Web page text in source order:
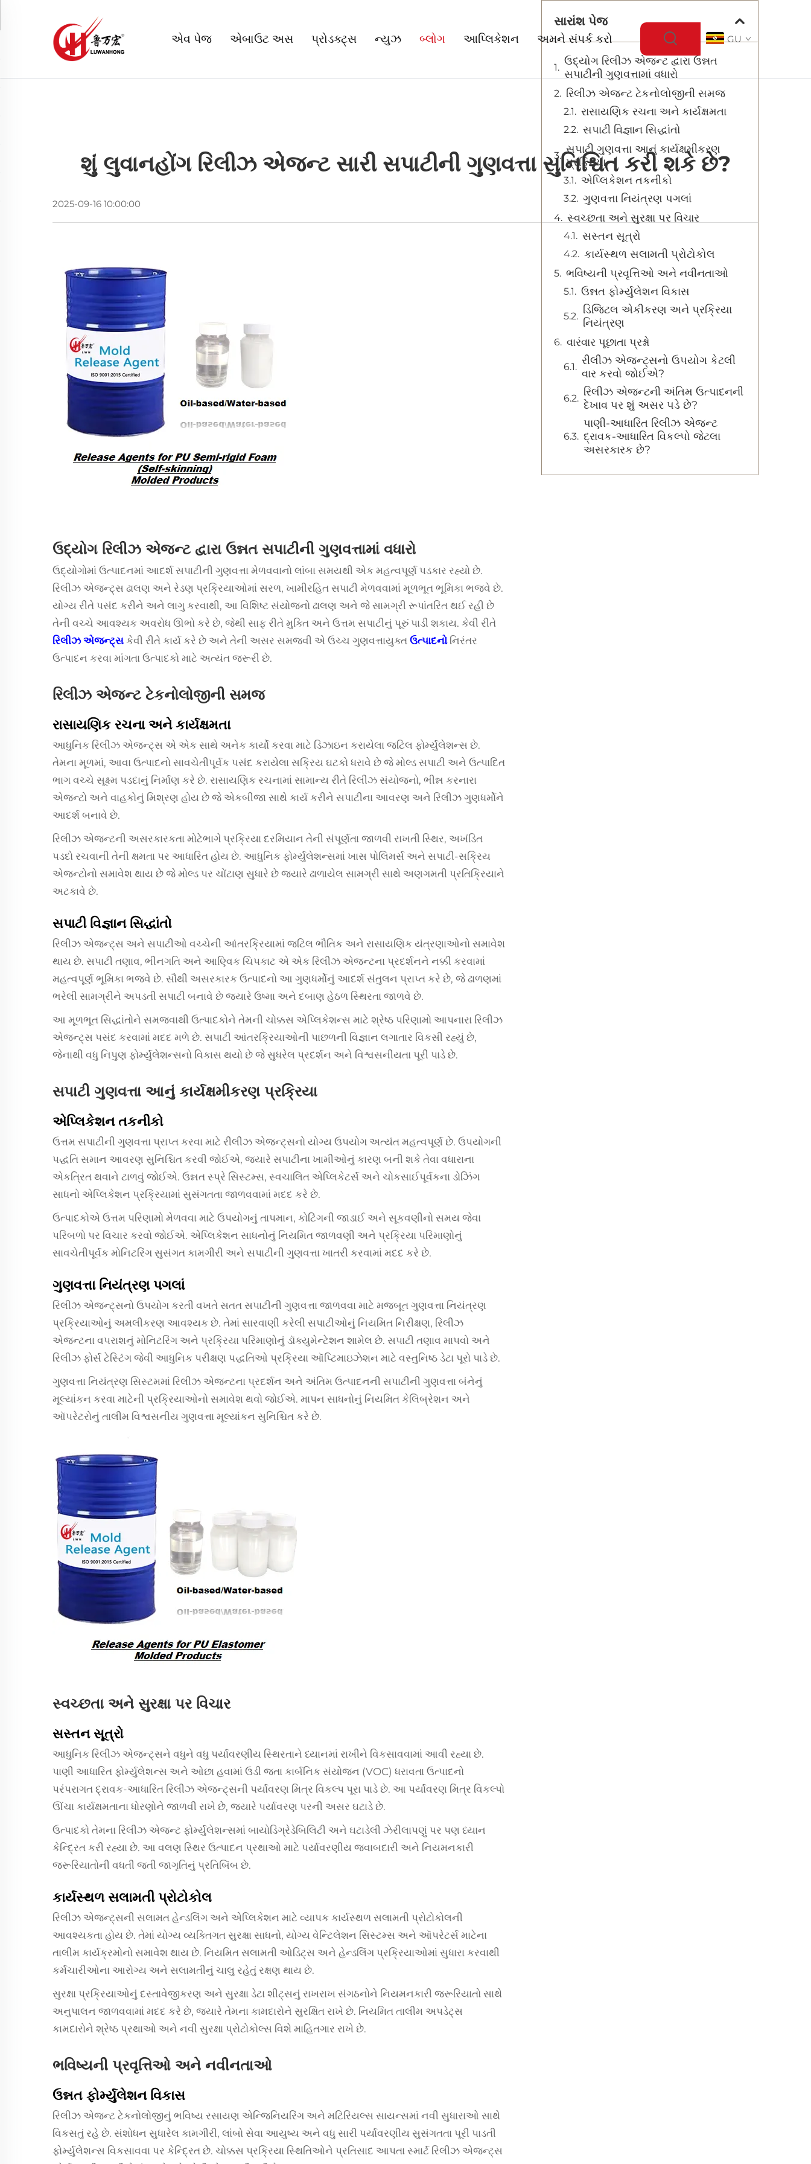
એવ પેજ એબાઉટ અસ પ્રોડક્ટ્સ ન્યુઝ બ્લોગ આપ્લિકેશન અમને સંપર્ક કરો GU
શું લુવાનહોંગ રિલીઝ એજન્ટ સારી સપાટીની ગુણવત્તા સુનિશ્ચિત કરી શકે છે?
2025-09-16 10:00:00
ઉદ્યોગ રિલીઝ એજન્ટ દ્વારા ઉન્નત સપાટીની ગુણવત્તામાં વધારો
ઉદ્યોગોમાં ઉત્પાદનમાં આદર્શ સપાટીની ગુણવત્તા મેળવવાનો લાંબા સમયથી એક મહત્વપૂર્ણ પડકાર રહ્યો છે.
રિલીઝ એજન્ટ્સ ઢાલણ અને રેડણ પ્રક્રિયાઓમાં સરળ, ખામીરહિત સપાટી મેળવવામાં મૂળભૂત ભૂમિકા ભજવે છે.
યોગ્ય રીતે પસંદ કરીને અને લાગુ કરવાથી, આ વિશિષ્ટ સંયોજનો ઢાલણ અને જે સામગ્રી રૂપાંતરિત થઈ રહી છે
તેની વચ્ચે આવશ્યક અવરોધ ઊભો કરે છે, જેથી સાફ રીતે મુક્તિ અને ઉત્તમ સપાટીનું પૂરું પાડી શકાય. કેવી રીતે
રિલીઝ એજન્ટ્સ કેવી રીતે કાર્ય કરે છે અને તેની અસર સમજવી એ ઉચ્ચ ગુણવત્તાયુક્ત ઉત્પાદનો નિરંતર
ઉત્પાદન કરવા માંગતા ઉત્પાદકો માટે અત્યંત જરૂરી છે.
રિલીઝ એજન્ટ ટેકનોલોજીની સમજ
રાસાયણિક રચના અને કાર્યક્ષમતા
આધુનિક રિલીઝ એજન્ટ્સ એ એક સાથે અનેક કાર્યો કરવા માટે ડિઝાઇન કરાયેલા જટિલ ફોર્મ્યુલેશન્સ છે.
તેમના મૂળમાં, આવા ઉત્પાદનો સાવચેતીપૂર્વક પસંદ કરાયેલા સક્રિય ઘટકો ધરાવે છે જે મોલ્ડ સપાટી અને ઉત્પાદિત
ભાગ વચ્ચે સૂક્ષ્મ પડદાનું નિર્માણ કરે છે. રાસાયણિક રચનામાં સામાન્ય રીતે રિલીઝ સંયોજનો, ભીન્ન કરનારા
એજન્ટો અને વાહકોનું મિશ્રણ હોય છે જે એકબીજા સાથે કાર્ય કરીને સપાટીના આવરણ અને રિલીઝ ગુણધર્મોને
આદર્શ બનાવે છે.
રિલીઝ એજન્ટની અસરકારકતા મોટેભાગે પ્રક્રિયા દરમિયાન તેની સંપૂર્ણતા જાળવી રાખતી સ્થિર, અખંડિત
પડદો રચવાની તેની ક્ષમતા પર આધારિત હોય છે. આધુનિક ફોર્મ્યુલેશન્સમાં ખાસ પોલિમર્સ અને સપાટી-સક્રિય
એજન્ટોનો સમાવેશ થાય છે જે મોલ્ડ પર ચોંટાણ સુધારે છે જ્યારે ઢાળાયેલ સામગ્રી સાથે અણગમતી પ્રતિક્રિયાને
અટકાવે છે.
સપાટી વિજ્ઞાન સિદ્ધાંતો
રિલીઝ એજન્ટ્સ અને સપાટીઓ વચ્ચેની આંતરક્રિયામાં જટિલ ભૌતિક અને રાસાયણિક યંત્રણાઓનો સમાવેશ
થાય છે. સપાટી તણાવ, ભીનગતિ અને આણ્વિક ચિપકાટ એ એક રિલીઝ એજન્ટના પ્રદર્શનને નક્કી કરવામાં
મહત્વપૂર્ણ ભૂમિકા ભજવે છે. સૌથી અસરકારક ઉત્પાદનો આ ગુણધર્મોનું આદર્શ સંતુલન પ્રાપ્ત કરે છે, જે ઢાળણમાં
ભરેલી સામગ્રીને અપડતી સપાટી બનાવે છે જ્યારે ઉષ્મા અને દબાણ હેઠળ સ્થિરતા જાળવે છે.
આ મૂળભૂત સિદ્ધાંતોને સમજવાથી ઉત્પાદકોને તેમની ચોક્કસ એપ્લિકેશન્સ માટે શ્રેષ્ઠ પરિણામો આપનારા રિલીઝ
એજન્ટ્સ પસંદ કરવામાં મદદ મળે છે. સપાટી આંતરક્રિયાઓની પાછળની વિજ્ઞાન લગાતાર વિકસી રહ્યું છે,
જેનાથી વધુ નિપુણ ફોર્મ્યુલેશન્સનો વિકાસ થયો છે જે સુધરેલ પ્રદર્શન અને વિશ્વસનીયતા પૂરી પાડે છે.
સપાટી ગુણવત્તા આનું કાર્યક્ષમીકરણ પ્રક્રિયા
એપ્લિકેશન તકનીકો
ઉત્તમ સપાટીની ગુણવત્તા પ્રાપ્ત કરવા માટે રીલીઝ એજન્ટ્સનો યોગ્ય ઉપયોગ અત્યંત મહત્વપૂર્ણ છે. ઉપયોગની
પદ્ધતિ સમાન આવરણ સુનિશ્ચિત કરવી જોઈએ, જ્યારે સપાટીના ખામીઓનું કારણ બની શકે તેવા વધારાના
એકત્રિત થવાને ટાળવું જોઈએ. ઉન્નત સ્પ્રે સિસ્ટમ્સ, સ્વચાલિત એપ્લિકેટર્સ અને ચોકસાઈપૂર્વકના ડોઝિંગ
સાધનો એપ્લિકેશન પ્રક્રિયામાં સુસંગતતા જાળવવામાં મદદ કરે છે.
ઉત્પાદકોએ ઉત્તમ પરિણામો મેળવવા માટે ઉપયોગનું તાપમાન, કોટિંગની જાડાઈ અને સૂકવણીનો સમય જેવા
પરિબળો પર વિચાર કરવો જોઈએ. એપ્લિકેશન સાધનોનું નિયમિત જાળવણી અને પ્રક્રિયા પરિમાણોનું
સાવચેતીપૂર્વક મોનિટરિંગ સુસંગત કામગીરી અને સપાટીની ગુણવત્તા ખાતરી કરવામાં મદદ કરે છે.
ગુણવત્તા નિયંત્રણ પગલાં
રિલીઝ એજન્ટ્સનો ઉપયોગ કરતી વખતે સતત સપાટીની ગુણવત્તા જાળવવા માટે મજબૂત ગુણવત્તા નિયંત્રણ
પ્રક્રિયાઓનું અમલીકરણ આવશ્યક છે. તેમાં સારવાણી કરેલી સપાટીઓનું નિયમિત નિરીક્ષણ, રિલીઝ
એજન્ટના વપરાશનું મોનિટરિંગ અને પ્રક્રિયા પરિમાણોનું ડૉક્યુમેન્ટેશન શામેલ છે. સપાટી તણાવ માપવો અને
રિલીઝ ફોર્સ ટેસ્ટિંગ જેવી આધુનિક પરીક્ષણ પદ્ધતિઓ પ્રક્રિયા ઑપ્ટિમાઇઝેશન માટે વસ્તુનિષ્ઠ ડેટા પૂરો પાડે છે.
ગુણવત્તા નિયંત્રણ સિસ્ટમમાં રિલીઝ એજન્ટના પ્રદર્શન અને અંતિમ ઉત્પાદનની સપાટીની ગુણવત્તા બંનેનું
મૂલ્યાંકન કરવા માટેની પ્રક્રિયાઓનો સમાવેશ થવો જોઈએ. માપન સાધનોનું નિયમિત કેલિબ્રેશન અને
ઑપરેટરોનું તાલીમ વિશ્વસનીય ગુણવત્તા મૂલ્યાંકન સુનિશ્ચિત કરે છે.
સ્વચ્છતા અને સુરક્ષા પર વિચાર
સસ્તન સૂત્રો
આધુનિક રિલીઝ એજન્ટ્સને વધુને વધુ પર્યાવરણીય સ્થિરતાને ધ્યાનમાં રાખીને વિકસાવવામાં આવી રહ્યા છે.
પાણી આધારિત ફોર્મ્યુલેશન્સ અને ઓછા હવામાં ઉડી જતા કાર્બનિક સંયોજન (VOC) ધરાવતા ઉત્પાદનો
પરંપરાગત દ્રાવક-આધારિત રિલીઝ એજન્ટ્સની પર્યાવરણ મિત્ર વિકલ્પ પૂરા પાડે છે. આ પર્યાવરણ મિત્ર વિકલ્પો
ઊંચા કાર્યક્ષમતાના ધોરણોને જાળવી રાખે છે, જ્યારે પર્યાવરણ પરની અસર ઘટાડે છે.
ઉત્પાદકો તેમના રિલીઝ એજન્ટ ફોર્મ્યુલેશન્સમાં બાયોડિગ્રેડેબિલિટી અને ઘટાડેલી ઝેરીલાપણું પર પણ ધ્યાન
કેન્દ્રિત કરી રહ્યા છે. આ વલણ સ્થિર ઉત્પાદન પ્રથાઓ માટે પર્યાવરણીય જવાબદારી અને નિયમનકારી
જરૂરિયાતોની વધતી જતી જાગૃતિનું પ્રતિબિંબ છે.
કાર્યસ્થળ સલામતી પ્રોટોકોલ
રિલીઝ એજન્ટ્સની સલામત હેન્ડલિંગ અને એપ્લિકેશન માટે વ્યાપક કાર્યસ્થળ સલામતી પ્રોટોકોલની
આવશ્યકતા હોય છે. તેમાં યોગ્ય વ્યક્તિગત સુરક્ષા સાધનો, યોગ્ય વેન્ટિલેશન સિસ્ટમ્સ અને ઑપરેટર્સ માટેના
તાલીમ કાર્યક્રમોનો સમાવેશ થાય છે. નિયમિત સલામતી ઓડિટ્સ અને હેન્ડલિંગ પ્રક્રિયાઓમાં સુધારા કરવાથી
કર્મચારીઓના આરોગ્ય અને સલામતીનું ચાલુ રહેતું રક્ષણ થાય છે.
સુરક્ષા પ્રક્રિયાઓનું દસ્તાવેજીકરણ અને સુરક્ષા ડેટા શીટ્સનું રાખરાખ સંગઠનોને નિયમનકારી જરૂરિયાતો સાથે
અનુપાલન જાળવવામાં મદદ કરે છે, જ્યારે તેમના કામદારોને સુરક્ષિત રાખે છે. નિયમિત તાલીમ અપડેટ્સ
કામદારોને શ્રેષ્ઠ પ્રથાઓ અને નવી સુરક્ષા પ્રોટોકોલ્સ વિશે માહિતગાર રાખે છે.
ભવિષ્યની પ્રવૃત્તિઓ અને નવીનતાઓ
ઉન્નત ફોર્મ્યુલેશન વિકાસ
રિલીઝ એજન્ટ ટેકનોલોજીનું ભવિષ્ય રસાયણ એન્જિનિયરિંગ અને મટિરિયલ્સ સાયન્સમાં નવી સુધારાઓ સાથે
વિકસતું રહે છે. સંશોધન સુધારેલ કામગીરી, લાંબો સેવા આયુષ્ય અને વધુ સારી પર્યાવરણીય સુસંગતતા પૂરી પાડતી
ફોર્મ્યુલેશન્સ વિકસાવવા પર કેન્દ્રિત છે. ચોક્કસ પ્રક્રિયા સ્થિતિઓને પ્રતિસાદ આપતા સ્માર્ટ રિલીઝ એજન્ટ્સ
સારાંશ પેજ
ઉદ્યોગ રિલીઝ એજન્ટ દ્વારા ઉન્નત
સપાટીની ગુણવત્તામાં વધારો
રિલીઝ એજન્ટ ટેકનોલોજીની સમજ
રાસાયણિક રચના અને કાર્યક્ષમતા
સપાટી વિજ્ઞાન સિદ્ધાંતો
સપાટી ગુણવત્તા આનું કાર્યક્ષમીકરણ
પ્રક્રિયા
એપ્લિકેશન તકનીકો
ગુણવત્તા નિયંત્રણ પગલાં
સ્વચ્છતા અને સુરક્ષા પર વિચાર
સસ્તન સૂત્રો
કાર્યસ્થળ સલામતી પ્રોટોકોલ
ભવિષ્યની પ્રવૃત્તિઓ અને નવીનતાઓ
ઉન્નત ફોર્મ્યુલેશન વિકાસ
ડિજિટલ એકીકરણ અને પ્રક્રિયા
નિયંત્રણ
વારંવાર પૂછાતા પ્રશ્નો
રીલીઝ એજન્ટ્સનો ઉપયોગ કેટલી
વાર કરવો જોઈએ?
રિલીઝ એજન્ટની અંતિમ ઉત્પાદનની
દેખાવ પર શું અસર પડે છે?
પાણી-આધારિત રિલીઝ એજન્ટ
દ્રાવક-આધારિત વિકલ્પો જેટલા
અસરકારક છે?